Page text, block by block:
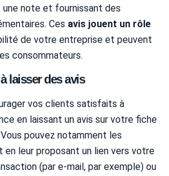
note et fournissant des
Ces avis jouent un rôle
de votre entreprise et peuvent
consommateurs.
laisser des avis
vos clients satisfaits à
en laissant un avis sur votre fiche
pouvez notamment les
leur proposant un lien vers votre
(par e-mail, par exemple) ou